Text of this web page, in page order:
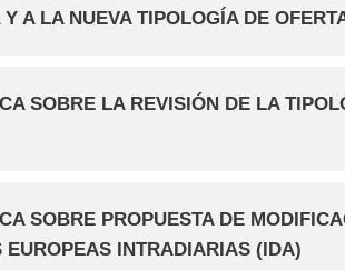
A LA NUEVA TIPOLOGÍA DE
SOBRE LA REVISIÓN DE LA
SOBRE PROPUESTA DE
INTRADIARIAS (IDA)